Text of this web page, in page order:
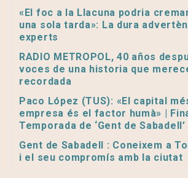
«El foc a la Llacuna podria
una sola tarda»: La dura
experts
RADIO METROPOL, 40 años
voces de una historia que
recordada
Paco López (TUS): «El capital
empresa és el factor humà» |
Temporada de ‘Gent de Sabadell’
Gent de Sabadell : Coneixem a
i el seu compromís amb la ciutat